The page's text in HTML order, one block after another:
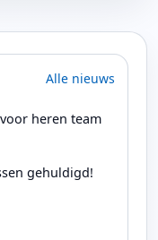
Alle nieuws
heren team
gehuldigd!